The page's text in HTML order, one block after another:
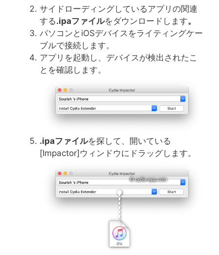
サイドローディングしているアプリの関連
する.ipaファイルをダウンロードします。
パソコンとiOSデバイスをライティングケー
ブルで接続します。
アプリを起動し、デバイスが検出されたこ
とを確認します。
.ipaファイルを探して、開いている
[Impactor]ウィンドウにドラッグします。